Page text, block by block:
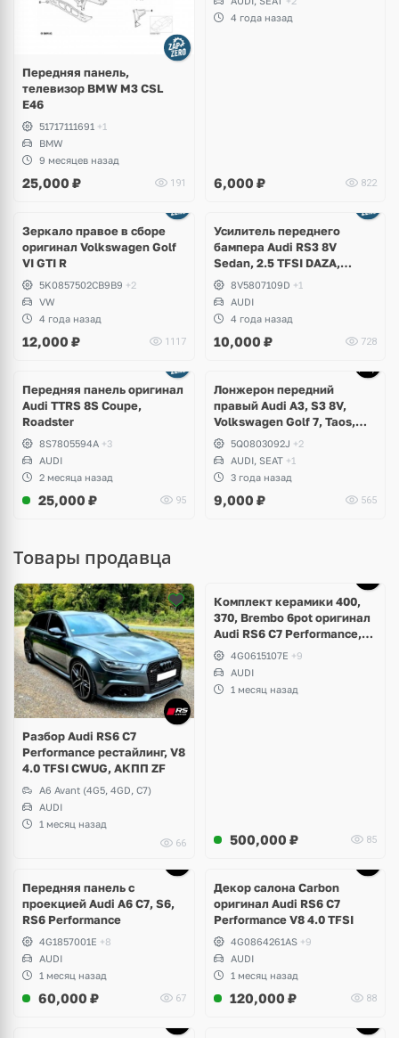
Передняя панель,
телевизор BMW M3 CSL
E46
51717111691 +1
BMW
9 месяцев назад
25,000 ₽ 191
4 года назад
6,000 ₽ 822
Зеркало правое в сборе
оригинал Volkswagen Golf
VI GTI R
5K0857502CB9B9 +2
VW
4 года назад
12,000 ₽ 1117
Усилитель переднего
бампера Audi RS3 8V
Sedan, 2.5 TFSI DAZA,
DNWA8V5807109D +1
AUDI
4 года назад
10,000 ₽ 728
Передняя панель оригинал
Audi TTRS 8S Coupe,
Roadster
8S7805594A +3
AUDI
2 месяца назад
25,000 ₽ 95
Лонжерон передний
правый Audi A3, S3 8V,
Volkswagen Golf 7, Taos,
Seat Leon
5Q0803092J +2
AUDI, SEAT +1
3 года назад
9,000 ₽ 565
Товары продавца
Разбор Audi RS6 C7
Performance рестайлинг, V8
4.0 TFSI CWUG, АКПП ZF
A6 Avant (4G5, 4GD, C7)
AUDI
1 месяц назад
66
5 фото
Комплект керамики 400,
370, Brembo 6pot оригинал
Audi RS6 C7 Performance,
RS7 V8 4.0 TFSI
4G0615107E +9
AUDI
1 месяц назад
500,000 ₽ 85
Передняя панель с
проекцией Audi A6 C7, S6,
RS6 Performance
4G1857001E +8
AUDI
1 месяц назад
60,000 ₽ 67
Декор салона Carbon
оригинал Audi RS6 C7
Performance V8 4.0 TFSI
4G0864261AS +9
AUDI
1 месяц назад
120,000 ₽ 88